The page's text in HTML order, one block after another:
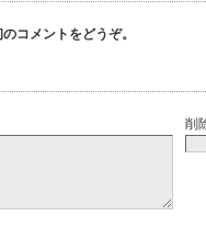
コメントをどうぞ。
削